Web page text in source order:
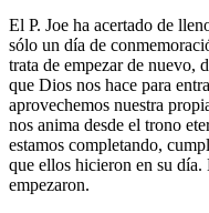
El P. Joe ha acertado de
sólo un día de
trata de empezar de nuevo,
que Dios nos hace para
aprovechemos nuestra
nos anima desde el trono
estamos completando,
que ellos hicieron en su día.
empezaron.